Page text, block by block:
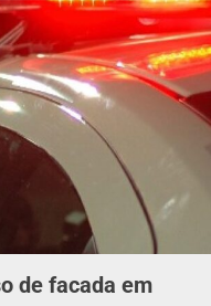
de facada em